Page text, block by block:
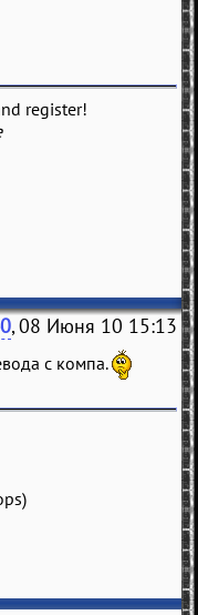
register!
, 08 Июня 10 15:13
с компа.